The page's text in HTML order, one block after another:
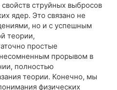
струйных выбросов
ядер. Это связано не
но и с успешным
теории,
простые
прорывом в
полностью
теории. Конечно, мы
физических